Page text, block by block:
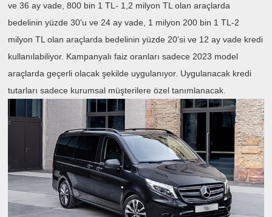
ve 36 ay vade, 800 bin 1 TL- 1,2 milyon TL olan araçlarda
bedelinin yüzde 30'u ve 24 ay vade, 1 milyon 200 bin 1 TL-2
milyon TL olan araçlarda bedelinin yüzde 20'si ve 12 ay vade kredi
kullanılabiliyor. Kampanyalı faiz oranları sadece 2023 model
araçlarda geçerli olacak şekilde uygulanıyor. Uygulanacak kredi
tutarları sadece kurumsal müşterilere özel tanımlanacak.